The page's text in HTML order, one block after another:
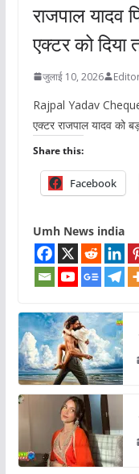
राजपाल यादव
एक्टर को
जुलाई 10, 2026
Rajpal Yadav
एक्टर राजपाल यादव को
Share this:
Facebook
Umh News india